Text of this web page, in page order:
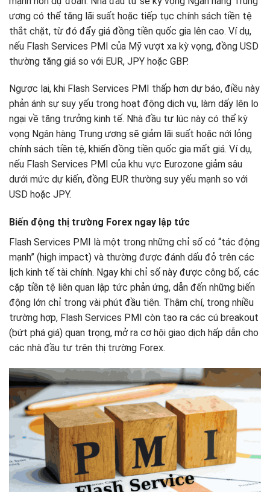
ương có thể tăng lãi suất hoặc tiếp tục chính sách tiền tệ
thắt chặt, từ đó đẩy giá đồng tiền quốc gia lên cao. Ví dụ,
nếu Flash Services PMI của Mỹ vượt xa kỳ vọng, đồng USD
thường tăng giá so với EUR, JPY hoặc GBP.
Ngược lại, khi Flash Services PMI thấp hơn dự báo, điều này
phản ánh sự suy yếu trong hoạt động dịch vụ, làm dấy lên lo
ngại về tăng trưởng kinh tế. Nhà đầu tư lúc này có thể kỳ
vọng Ngân hàng Trung ương sẽ giảm lãi suất hoặc nới lỏng
chính sách tiền tệ, khiến đồng tiền quốc gia mất giá. Ví dụ,
nếu Flash Services PMI của khu vực Eurozone giảm sâu
dưới mức dự kiến, đồng EUR thường suy yếu mạnh so với
USD hoặc JPY.
Biến động thị trường Forex ngay lập tức
Flash Services PMI là một trong những chỉ số có “tác động
mạnh” (high impact) và thường được đánh dấu đỏ trên các
lịch kinh tế tài chính. Ngay khi chỉ số này được công bố, các
cặp tiền tệ liên quan lập tức phản ứng, dẫn đến những biến
động lớn chỉ trong vài phút đầu tiên. Thậm chí, trong nhiều
trường hợp, Flash Services PMI còn tạo ra các cú breakout
(bứt phá giá) quan trọng, mở ra cơ hội giao dịch hấp dẫn cho
các nhà đầu tư trên thị trường Forex.